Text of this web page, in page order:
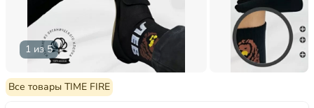
1 из 5
Все товары TIME FIRE